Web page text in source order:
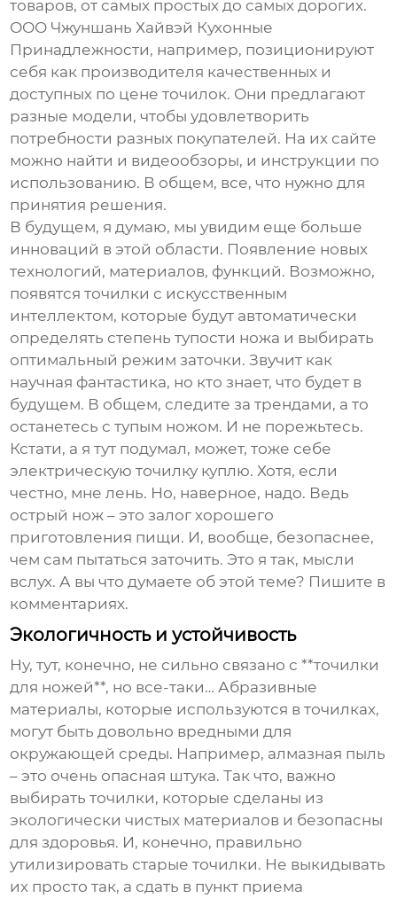
товаров, от самых простых до самых дорогих.
ООО Чжуншань Хайвэй Кухонные
Принадлежности, например, позиционируют
себя как производителя качественных и
доступных по цене точилок. Они предлагают
разные модели, чтобы удовлетворить
потребности разных покупателей. На их сайте
можно найти и видеообзоры, и инструкции по
использованию. В общем, все, что нужно для
принятия решения.
В будущем, я думаю, мы увидим еще больше
инноваций в этой области. Появление новых
технологий, материалов, функций. Возможно,
появятся точилки с искусственным
интеллектом, которые будут автоматически
определять степень тупости ножа и выбирать
оптимальный режим заточки. Звучит как
научная фантастика, но кто знает, что будет в
будущем. В общем, следите за трендами, а то
останетесь с тупым ножом. И не порежьтесь.
Кстати, а я тут подумал, может, тоже себе
электрическую точилку куплю. Хотя, если
честно, мне лень. Но, наверное, надо. Ведь
острый нож – это залог хорошего
приготовления пищи. И, вообще, безопаснее,
чем сам пытаться заточить. Это я так, мысли
вслух. А вы что думаете об этой теме? Пишите в
комментариях.
Экологичность и устойчивость
Ну, тут, конечно, не сильно связано с **точилки
для ножей**, но все-таки… Абразивные
материалы, которые используются в точилках,
могут быть довольно вредными для
окружающей среды. Например, алмазная пыль
– это очень опасная штука. Так что, важно
выбирать точилки, которые сделаны из
экологически чистых материалов и безопасны
для здоровья. И, конечно, правильно
утилизировать старые точилки. Не выкидывать
их просто так, а сдать в пункт приема